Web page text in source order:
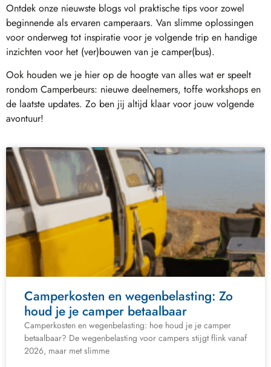
Ontdek onze nieuwste blogs vol praktische tips voor zowel
beginnende als ervaren camperaars. Van slimme oplossingen
voor onderweg tot inspiratie voor je volgende trip en handige
inzichten voor het (ver)bouwen van je camper(bus).
Ook houden we je hier op de hoogte van alles wat er speelt
rondom Camperbeurs: nieuwe deelnemers, toffe workshops en
de laatste updates. Zo ben jij altijd klaar voor jouw volgende
avontuur!
Camperkosten en wegenbelasting: Zo
houd je je camper betaalbaar
Camperkosten en wegenbelasting: hoe houd je je camper
betaalbaar? De wegenbelasting voor campers stijgt flink vanaf
2026, maar met slimme